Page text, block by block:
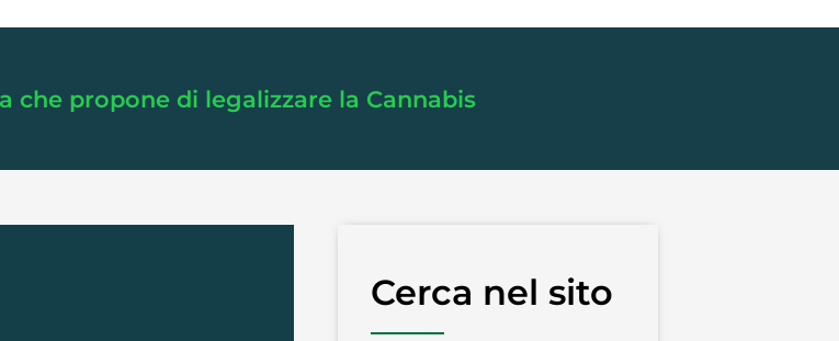
che propone di legalizzare la Cannabis
Cerca nel sito